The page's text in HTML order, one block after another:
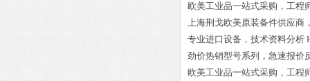
欧美工业品一站式采购，工程
上海荆戈欧美原装备件供应商
专业进口设备，技术资料分析
劲价热销型号系列，急速报价
欧美工业品一站式采购，工程